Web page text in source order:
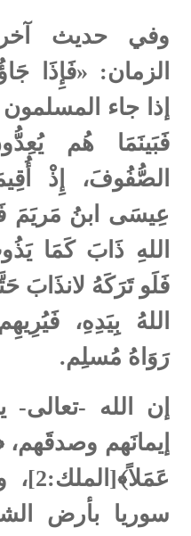
وفي حديث
الزمان: «فَإِذَا
إذا جاء
فَبَينَمَا هُم
الصُّفُوفَ، إِذْ
عِيسَى ابنُ مَريَمَ
اللهِ ذَابَ كَمَا
فَلَو تَرَكَهُ لانذَابَ
اللهُ بِيَدِهِ،
رَوَاهُ مُسلِم.
إن الله -تعالى-
إيمانَهم
سوريا بأرض